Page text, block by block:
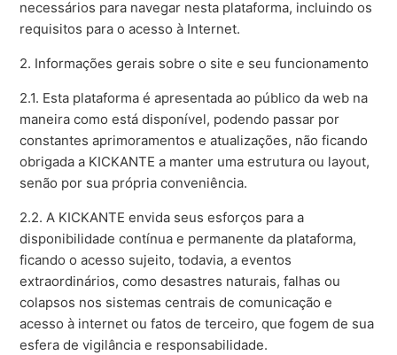
necessários para navegar nesta plataforma, incluindo os
requisitos para o acesso à Internet.
2. Informações gerais sobre o site e seu funcionamento
2.1. Esta plataforma é apresentada ao público da web na
maneira como está disponível, podendo passar por
constantes aprimoramentos e atualizações, não ficando
obrigada a KICKANTE a manter uma estrutura ou layout,
senão por sua própria conveniência.
2.2. A KICKANTE envida seus esforços para a
disponibilidade contínua e permanente da plataforma,
ficando o acesso sujeito, todavia, a eventos
extraordinários, como desastres naturais, falhas ou
colapsos nos sistemas centrais de comunicação e
acesso à internet ou fatos de terceiro, que fogem de sua
esfera de vigilância e responsabilidade.